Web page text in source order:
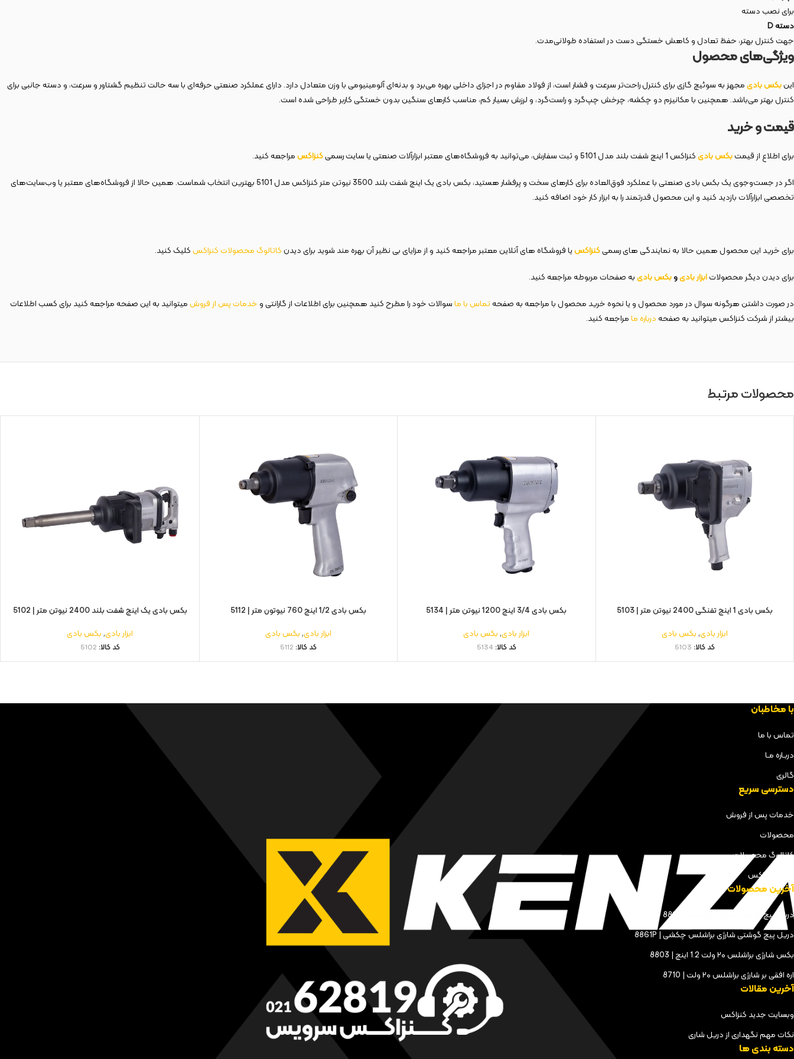
برای نصب دسته
دسته D
جهت کنترل بهتر، حفظ تعادل و کاهش خستگی دست در استفاده طولانی‌مدت.
ویژگی‌های محصول
اینبکس بادیمجهز به سوئیچ گازی برای کنترل راحت‌تر سرعت و فشار است، از فولاد مقاوم در اجزای داخلی بهره می‌برد و بدنه‌ای آلومینیومی با وزن متعادل دارد. دارای عملکرد صنعتی حرفه‌ای با سه حالت تنظیم گشتاور و سرعت، و دسته جانبی برای
کنترل بهتر می‌باشد. همچنین با مکانیزم دو چکشه، چرخش چپ‌گرد و راست‌گرد، و لرزش بسیار کم، مناسب کارهای سنگین بدون خستگی کاربر طراحی شده است.
قیمت و خرید
برای اطلاع از قیمتبکس بادیکنزاکس 1 اینچ شفت بلند مدل 5101 و ثبت سفارش، می‌توانید به فروشگاه‌های معتبر ابزارآلات صنعتی یا سایت‌ رسمی کنزاکسمراجعه کنید.
اگر در جست‌وجوی یک بکس بادی صنعتی با عملکرد فوق‌العاده برای کارهای سخت و پرفشار هستید، بکس بادی یک اینچ شفت بلند 3500 نیوتن متر کنزاکس مدل 5101 بهترین انتخاب شماست. همین حالا از فروشگاه‌های معتبر یا وب‌سایت‌های
تخصصی ابزارآلات بازدید کنید و این محصول قدرتمند را به ابزار کار خود اضافه کنید.
برای خرید این محصول همین حالا به نمایندگی های رسمیکنزاکسیا فروشگاه های آنلاین معتبر مراجعه کنید و از مزایای بی نظیر آن بهره مند شوید برای دیدنکاتالوگ محصولات کنزاکسکلیک کنید.
برای دیدن دیگر محصولاتابزار بادیوبکس بادیبه صفحات مربوطه مراجعه کنید.
در صورت داشتن هرگونه سوال در مورد محصول و یا نحوه خرید محصول با مراجعه به صفحهتماس با ماسوالات خود را مطرح کنید همچنین برای اطلاعات از گارانتی وخدمات پس از فروشمیتوانید به این صفحه مراجعه کنید برای کسب اطلاعات
بیشتر از شرکت کنزاکس میتوانید به صفحهدرباره مامراجعه کنید.
محصولات مرتبط
بکس بادی 1 اینچ تفنگی 2400 نیوتن متر | 5103
ابزار بادی,بکس بادی
کد کالا: 5103
بکس بادی 3/4 اینچ 1200 نیوتن متر | 5134
ابزار بادی,بکس بادی
کد کالا: 5134
بکس بادی 1/2 اینچ 760 نیوتون متر | 5112
ابزار بادی,بکس بادی
کد کالا: 5112
بکس بادی یک اینچ شفت بلند 2400 نیوتن متر | 5102
ابزار بادی,بکس بادی
کد کالا: 5102
با مخاطبان
تماس با ما
دربـاره مـا
گالری
دسترسی سریع
خدمات پس از فروش
محصولات
کاتالوگ محصولات
مجله کنزاکس
آخرین محصولات
دریل پیچ گوشتی شارژی براشلس | 8898
دریل پیچ گوشتی شارژی براشلس چکشی | 8861P
بکس شارژی براشلس ۲۰ ولت 1.2 اینچ | 8803
اره افقی بر شارژی براشلس ۲۰ ولت | 8710
آخرین مقالات
وبسایت جدید کنزاکس
نکات مهم نگهداری از دریل شاری
دسته بندی ها